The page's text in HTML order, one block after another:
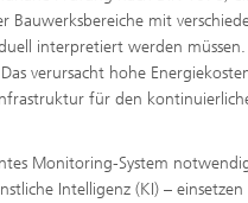
Bauwerksbereiche mit
interpretiert werden müssen.
verursacht hohe
für den
Monitoring-System
Intelligenz (KI) –